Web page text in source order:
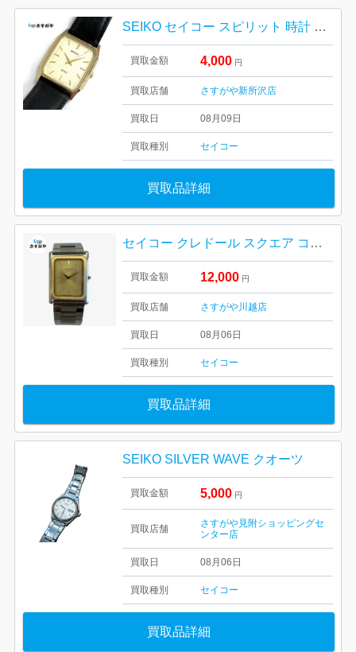
SEIKO セイコー スピリット 時計 年代物 不動品
買取金額 4,000 円
買取店舗 さすがや新所沢店
買取日 08月09日
買取種別 セイコー
買取品詳細
セイコー クレドール スクエア コンビ クォーツ
買取金額 12,000 円
買取店舗 さすがや川越店
買取日 08月06日
買取種別 セイコー
買取品詳細
SEIKO SILVER WAVE クオーツ
買取金額 5,000 円
買取店舗
さすがや見附ショッピングセ
ンター店
買取日 08月06日
買取種別 セイコー
買取品詳細